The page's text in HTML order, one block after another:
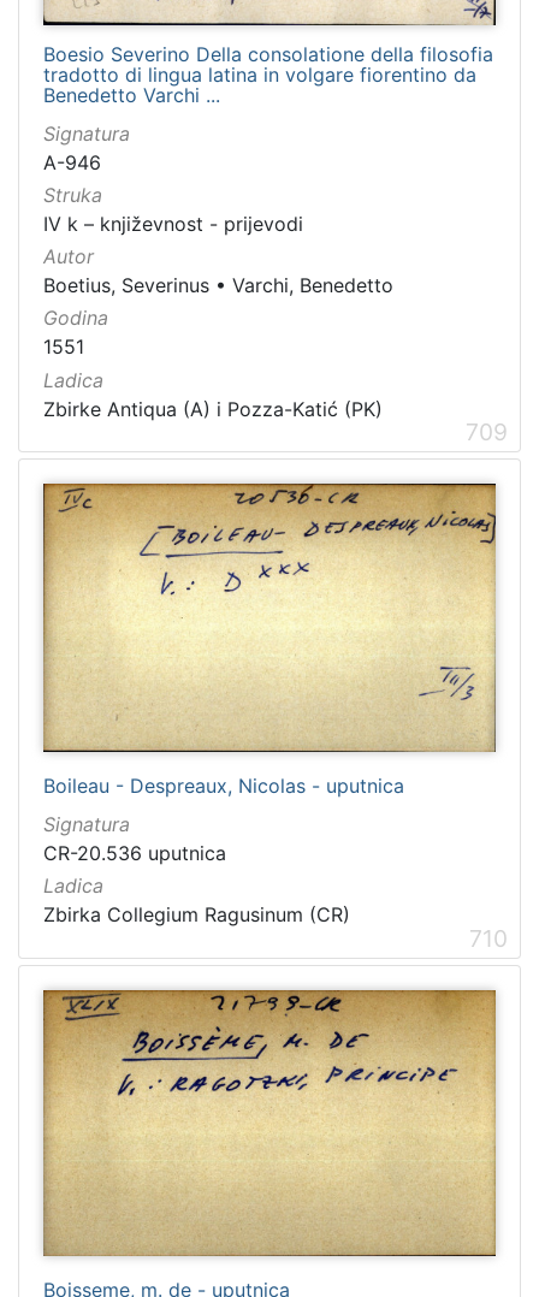
Boesio Severino Della consolatione della filosofia
tradotto di lingua latina in volgare fiorentino da
Benedetto Varchi ...
Signatura
A-946
Struka
IV k – književnost - prijevodi
Autor
Boetius, Severinus • Varchi, Benedetto
Godina
1551
Ladica
Zbirke Antiqua (A) i Pozza-Katić (PK)
709
Boileau - Despreaux, Nicolas - uputnica
Signatura
CR-20.536 uputnica
Ladica
Zbirka Collegium Ragusinum (CR)
710
Boisseme, m. de - uputnica